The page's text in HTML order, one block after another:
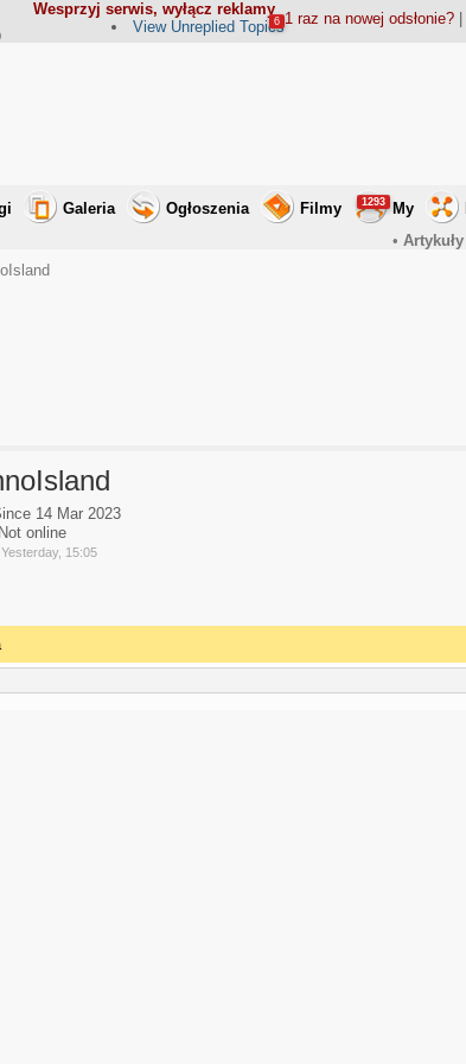
Wesprzyj serwis, wyłącz reklamy
1 raz na nowej odsłonie?|
View Unreplied Topics
6
Galeria Ogłoszenia Filmy My
1293
• Artykuły
14 Mar 2023
online
15:05